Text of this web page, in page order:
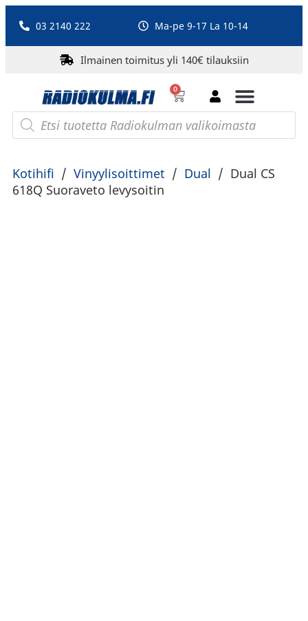
03 2140 222 Ma-pe 9-17 La 10-14
Ilmainen toimitus yli 140€ tilauksiin
0
Kotihifi / Vinyylisoittimet / Dual / Dual CS
618Q Suoraveto levysoitin